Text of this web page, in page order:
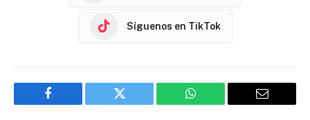
Síguenos en TikTok
Facebook Twitter WhatsApp Email